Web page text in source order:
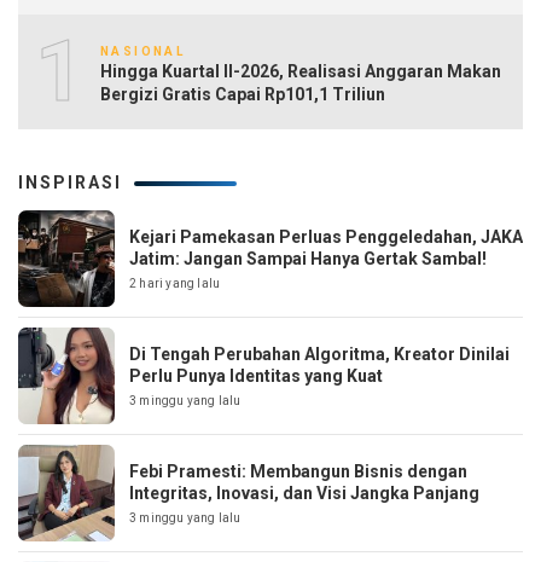
10NASIONAL
Hingga Kuartal II-2026, Realisasi Anggaran Makan
Bergizi Gratis Capai Rp101,1 Triliun
INSPIRASI
Kejari Pamekasan Perluas Penggeledahan, JAKA
Jatim: Jangan Sampai Hanya Gertak Sambal!
2 hari yang lalu
Di Tengah Perubahan Algoritma, Kreator Dinilai
Perlu Punya Identitas yang Kuat
3 minggu yang lalu
Febi Pramesti: Membangun Bisnis dengan
Integritas, Inovasi, dan Visi Jangka Panjang
3 minggu yang lalu